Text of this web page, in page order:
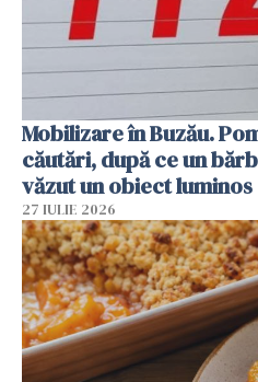
Mobilizare în Buzău.
căutări, după ce un
văzut un obiect luminos
27 IULIE 2026